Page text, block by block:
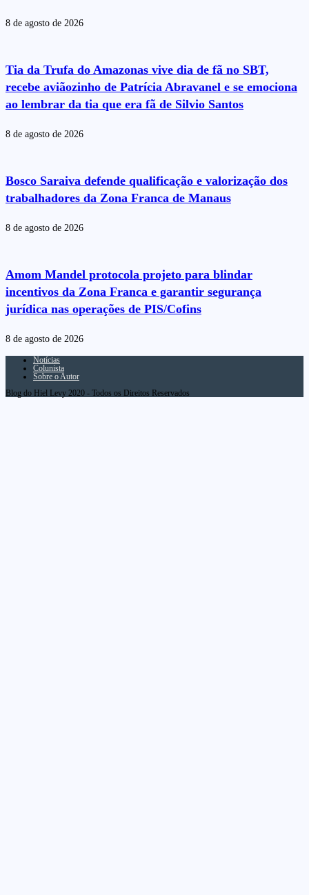
8 de agosto de 2026
Tia da Trufa do Amazonas vive dia de fã no SBT,
recebe aviãozinho de Patrícia Abravanel e se emociona
ao lembrar da tia que era fã de Silvio Santos
8 de agosto de 2026
Bosco Saraiva defende qualificação e valorização dos
trabalhadores da Zona Franca de Manaus
8 de agosto de 2026
Amom Mandel protocola projeto para blindar
incentivos da Zona Franca e garantir segurança
jurídica nas operações de PIS/Cofins
8 de agosto de 2026
Notícias
Colunista
Sobre o Autor
Blog do Hiel Levy 2020 - Todos os Direitos Reservados